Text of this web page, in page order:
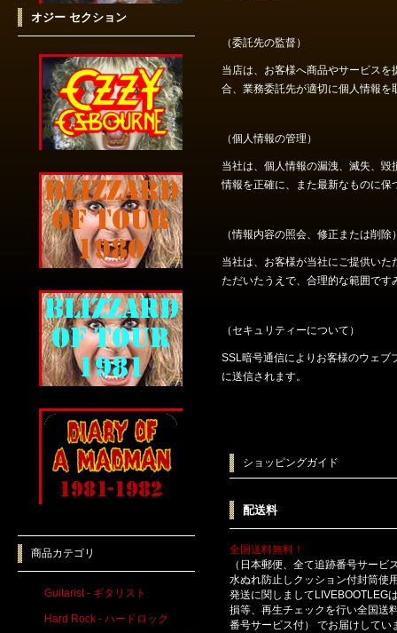
（委託先の監督）
当店は、お客様へ商品やサービス
合、業務委託先が適切に個人情報
（個人情報の管理）
当社は、個人情報の漏洩、滅失、
情報を正確に、また最新なものに
（情報内容の照会、修正または削除
当社は、お客様が当社にご提供い
ただいたうえで、合理的な範囲で
（セキュリティーについて）
SSL暗号通信によりお客様のウェブ
に送信されます。
ショッピングガイド
配送料
全国送料無料！
（日本郵便、全て追跡番号サービ
水ぬれ防止しクッション付封筒使
発送に関しましてLIVEBOOTLEG
損等、再生チェックを行い全国送
番号サービス付） でお届けしてい
オジー セクション
商品カテゴリ
Guitarist - ギタリスト
Hard Rock - ハードロック